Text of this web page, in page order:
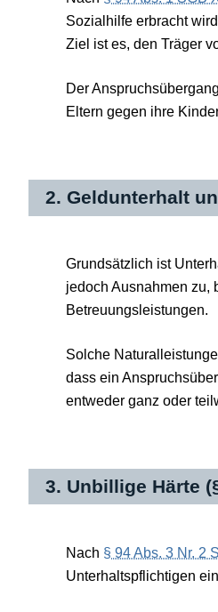
Sozialhilfe erbracht
Ziel ist es, den Träger
Der
Eltern gegen ihre
2. Geldunterhalt
Grundsätzlich ist
jedoch Ausnahmen zu,
Betreuungsleistungen.
Solche
dass ein
entweder ganz oder
3. Unbillige Härte
Nach § 94 Abs. 3 Nr. 2
Unterhaltspflichtigen